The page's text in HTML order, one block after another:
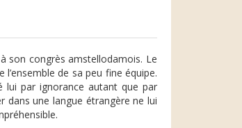
son congrès amstellodamois. Le
de sa peu fine équipe.
lui par ignorance autant que par
dans une langue étrangère ne lui